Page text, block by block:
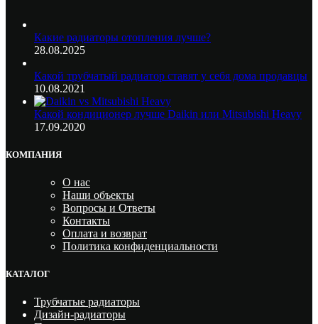
Какие радиаторы отопления лучше?
28.08.2025
Какой трубчатый радиатор ставят у себя дома продавцы
10.08.2021
Какой кондиционер лучше Daikin или Mitsubishi Heavy
17.09.2020
КОМПАНИЯ
О нас
Наши объекты
Вопросы и Ответы
Контакты
Оплата и возврат
Политика конфиденциальности
КАТАЛОГ
Трубчатые радиаторы
Дизайн-радиаторы